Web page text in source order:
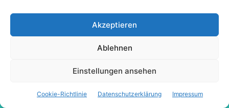
Akzeptieren
Ablehnen
Einstellungen ansehen
Cookie-Richtlinie Datenschutzerklärung Impressum